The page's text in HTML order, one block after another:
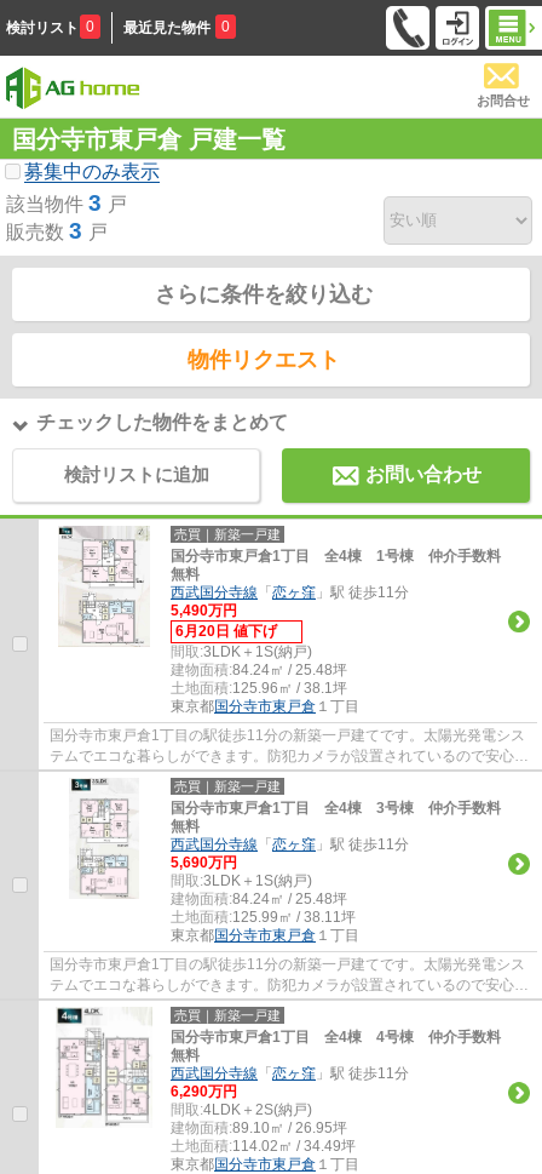
検討リスト 0 最近見た物件 0
お問合せ
国分寺市東戸倉 戸建一覧
募集中のみ表示
該当物件 3 戸
販売数 3 戸
さらに条件を絞り込む
物件リクエスト
チェックした物件をまとめて
検討リストに追加 お問い合わせ
売買｜新築一戸建
国分寺市東戸倉1丁目 全4棟 1号棟 仲介手数料
無料
西武国分寺線 「 恋ヶ窪 」駅 徒歩11分
5,490万円
6月20日 値下げ
間取:3LDK＋1S(納戸)
建物面積:84.24㎡ / 25.48坪
土地面積:125.96㎡ / 38.1坪
東京都国分寺市東戸倉 １丁目
国分寺市東戸倉1丁目の駅徒歩11分の新築一戸建てです。太陽光発電シス
テムでエコな暮らしができます。防犯カメラが設置されているので安心感
があります。国分寺市でお住まいをお探しな...
売買｜新築一戸建
国分寺市東戸倉1丁目 全4棟 3号棟 仲介手数料
無料
西武国分寺線 「 恋ヶ窪 」駅 徒歩11分
5,690万円
間取:3LDK＋1S(納戸)
建物面積:84.24㎡ / 25.48坪
土地面積:125.99㎡ / 38.11坪
東京都国分寺市東戸倉 １丁目
国分寺市東戸倉1丁目の駅徒歩11分の新築一戸建てです。太陽光発電シス
テムでエコな暮らしができます。防犯カメラが設置されているので安心感
があります。国分寺市でお住まいをお探しな...
売買｜新築一戸建
国分寺市東戸倉1丁目 全4棟 4号棟 仲介手数料
無料
西武国分寺線 「 恋ヶ窪 」駅 徒歩11分
6,290万円
間取:4LDK＋2S(納戸)
建物面積:89.10㎡ / 26.95坪
土地面積:114.02㎡ / 34.49坪
東京都国分寺市東戸倉 １丁目